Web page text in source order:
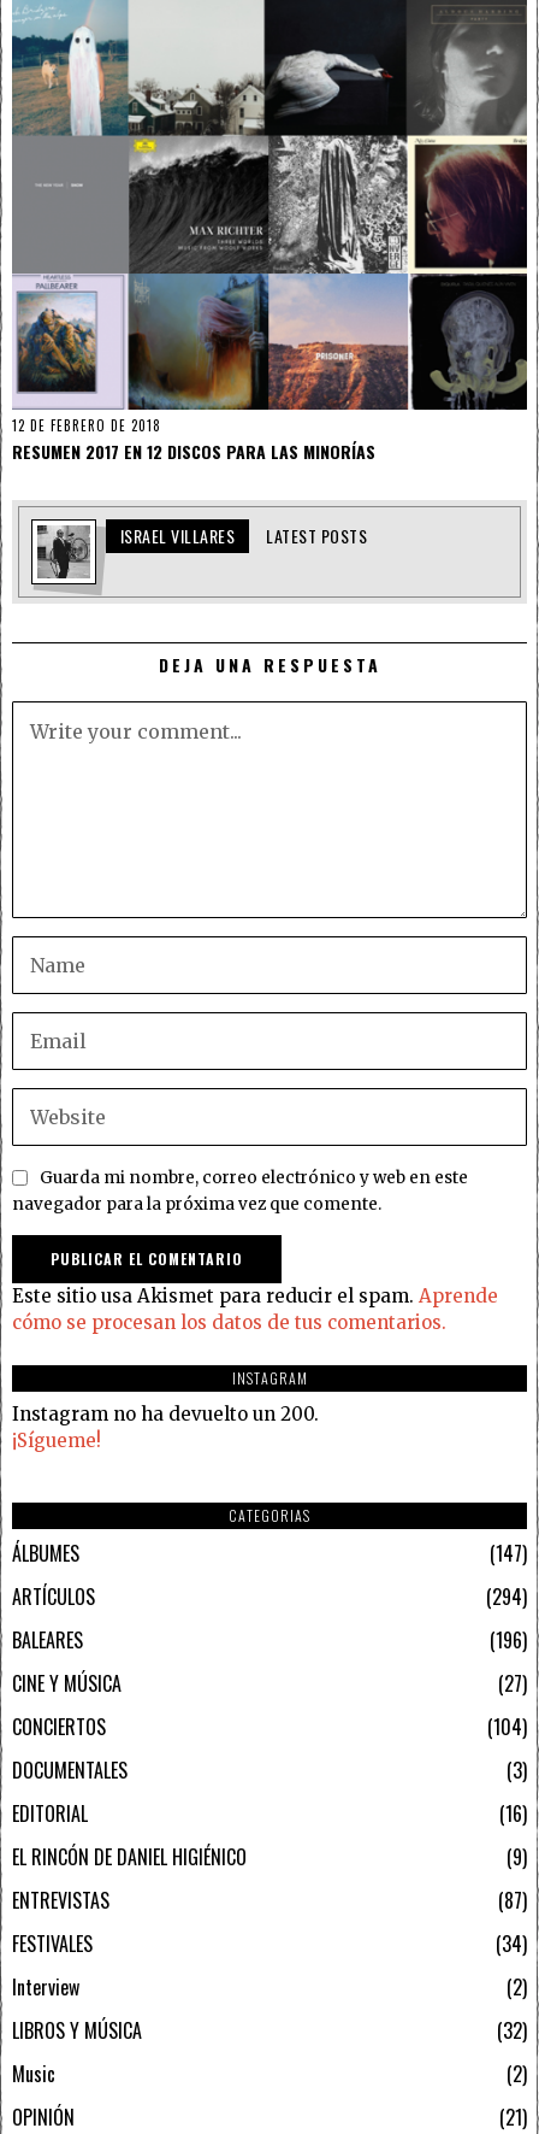
12 DE FEBRERO DE 2018
RESUMEN 2017 EN 12 DISCOS PARA LAS MINORÍAS
ISRAEL VILLARES LATEST POSTS
DEJA UNA RESPUESTA
Guarda mi nombre, correo electrónico y web en este
navegador para la próxima vez que comente.
Este sitio usa Akismet para reducir el spam. Aprende
cómo se procesan los datos de tus comentarios.
INSTAGRAM
Instagram no ha devuelto un 200.
¡Sígueme!
CATEGORIAS
ÁLBUMES
147
ARTÍCULOS
294
BALEARES
196
CINE Y MÚSICA
27
CONCIERTOS
104
DOCUMENTALES
3
EDITORIAL
16
EL RINCÓN DE DANIEL HIGIÉNICO
9
ENTREVISTAS
87
FESTIVALES
34
Interview
2
LIBROS Y MÚSICA
32
Music
2
OPINIÓN
21